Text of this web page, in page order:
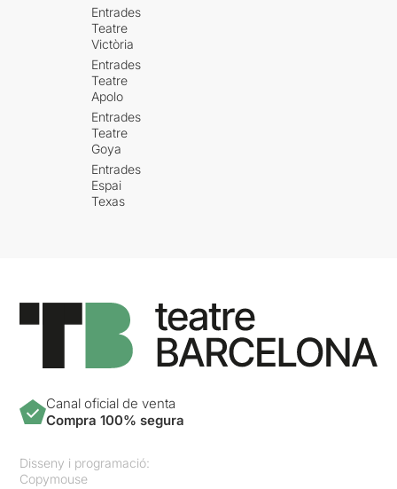
Entrades
Teatre
Victòria
Entrades
Teatre
Apolo
Entrades
Teatre
Goya
Entrades
Espai
Texas
Canal oficial de venta
Compra 100% segura
Disseny i programació:
Copymouse